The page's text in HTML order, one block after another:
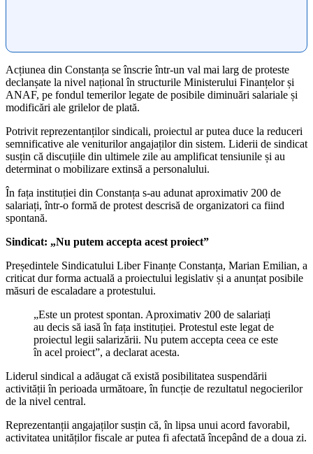
Acțiunea din Constanța se înscrie într-un val mai larg de proteste
declanșate la nivel național în structurile Ministerului Finanțelor și
ANAF, pe fondul temerilor legate de posibile diminuări salariale și
modificări ale grilelor de plată.
Potrivit reprezentanților sindicali, proiectul ar putea duce la reduceri
semnificative ale veniturilor angajaților din sistem. Liderii de sindicat
susțin că discuțiile din ultimele zile au amplificat tensiunile și au
determinat o mobilizare extinsă a personalului.
În fața instituției din Constanța s-au adunat aproximativ 200 de
salariați, într-o formă de protest descrisă de organizatori ca fiind
spontană.
Sindicat: „Nu putem accepta acest proiect”
Președintele Sindicatului Liber Finanțe Constanța, Marian Emilian, a
criticat dur forma actuală a proiectului legislativ și a anunțat posibile
măsuri de escaladare a protestului.
„Este un protest spontan. Aproximativ 200 de salariați
au decis să iasă în fața instituției. Protestul este legat de
proiectul legii salarizării. Nu putem accepta ceea ce este
în acel proiect”, a declarat acesta.
Liderul sindical a adăugat că există posibilitatea suspendării
activității în perioada următoare, în funcție de rezultatul negocierilor
de la nivel central.
Reprezentanții angajaților susțin că, în lipsa unui acord favorabil,
activitatea unităților fiscale ar putea fi afectată începând de a doua zi.